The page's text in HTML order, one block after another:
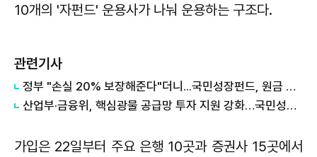
10개의 '자펀드' 운용사가 나눠 운용하는 구조다.
관련기사
정부 "손실 20% 보장해준다"더니...국민성장펀드, 원금 손실 시작됐다
산업부·금융위, 핵심광물 공급망 투자 지원 강화…국민성장펀드 활용 검토
가입은 22일부터 주요 은행 10곳과 증권사 15곳에서